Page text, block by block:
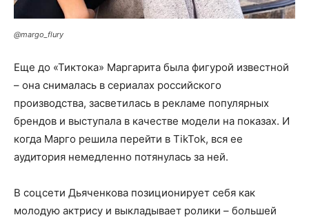
@margo_flury
Еще до «Тиктока» Маргарита была фигурой известной
– она снималась в сериалах российского
производства, засветилась в рекламе популярных
брендов и выступала в качестве модели на показах. И
когда Марго решила перейти в TikTok, вся ее
аудитория немедленно потянулась за ней.
В соцсети Дьяченкова позиционирует себя как
молодую актрису и выкладывает ролики – большей